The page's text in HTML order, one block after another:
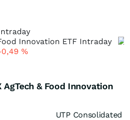
%
& Food Innovation
UTP Consolidated